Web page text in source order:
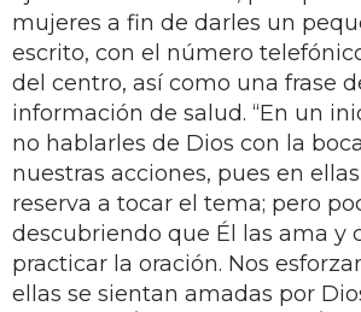
mujeres a fin de darles un
escrito, con el número
del centro, así como una frase
información de salud. “En un
no hablarles de Dios con la
nuestras acciones, pues en
reserva a tocar el tema; pero
descubriendo que Él las ama y
practicar la oración. Nos
ellas se sientan amadas por